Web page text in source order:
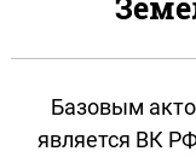
Базовым
является ВК